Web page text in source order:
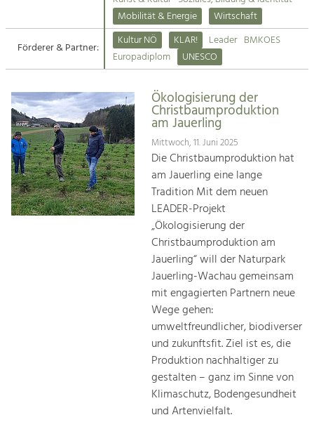
Suche
Impressum
Kontakt
Tourismus
Angebotsentwicklung und
Kunst & Kultur
Handwerk, Wissenschaft und Forschung.
Soziales, Bildung &
Identität
Gleichberechtigung, Jugend und
Integration
Mobilität & Energie
Klimawandel, öffentlicher Verkehr und
Steigerung regionaler Wertschöpfung
Mobilität & Energie
Wirtschaft
Förderer & Partner:
Kultur NÖ KLAR! Leader BMKOES
Europadiplom
UNESCO
Ökologisierung der
Christbaumproduktion
am Jauerling
Mittwoch, 11. Juni 2025
Die Christbaumproduktion hat
am Jauerling eine lange
Tradition Mit dem neuen
LEADER-Projekt
„Ökologisierung der
Christbaumproduktion am
Jauerling“ will der Naturpark
Jauerling-Wachau gemeinsam
mit engagierten Partnern neue
Wege gehen:
umweltfreundlicher, biodiverser
und zukunftsfit. Ziel ist es, die
Produktion nachhaltiger zu
gestalten – ganz im Sinne von
Klimaschutz, Bodengesundheit
und Artenvielfalt.